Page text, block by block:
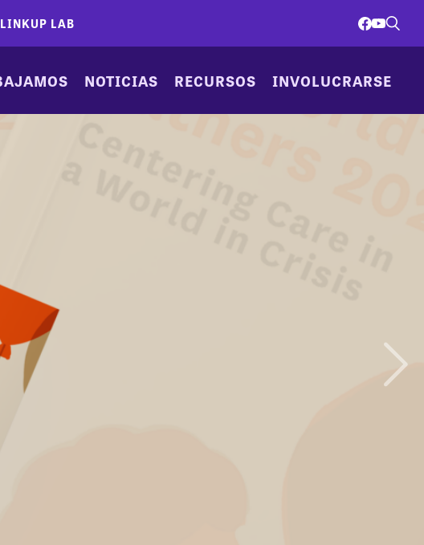
LINKUP LAB
NOTICIAS RECURSOS INVOLUCRARSE